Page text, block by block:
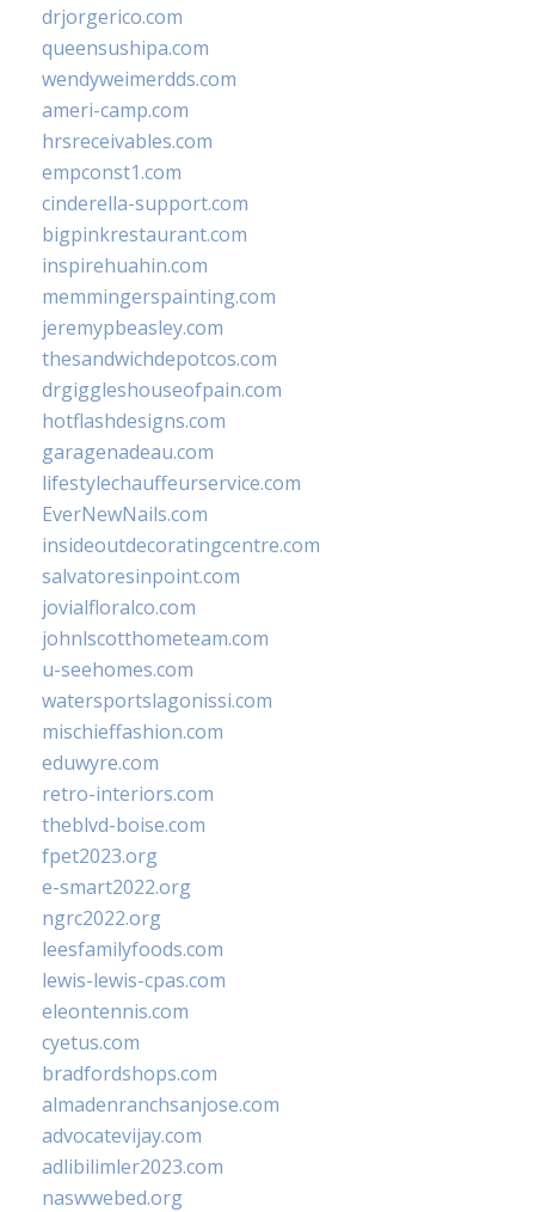
drjorgerico.com
queensushipa.com
wendyweimerdds.com
ameri-camp.com
hrsreceivables.com
empconst1.com
cinderella-support.com
bigpinkrestaurant.com
inspirehuahin.com
memmingerspainting.com
jeremypbeasley.com
thesandwichdepotcos.com
drgiggleshouseofpain.com
hotflashdesigns.com
garagenadeau.com
lifestylechauffeurservice.com
EverNewNails.com
insideoutdecoratingcentre.com
salvatoresinpoint.com
jovialfloralco.com
johnlscotthometeam.com
u-seehomes.com
watersportslagonissi.com
mischieffashion.com
eduwyre.com
retro-interiors.com
theblvd-boise.com
fpet2023.org
e-smart2022.org
ngrc2022.org
leesfamilyfoods.com
lewis-lewis-cpas.com
eleontennis.com
cyetus.com
bradfordshops.com
almadenranchsanjose.com
advocatevijay.com
adlibilimler2023.com
naswwebed.org